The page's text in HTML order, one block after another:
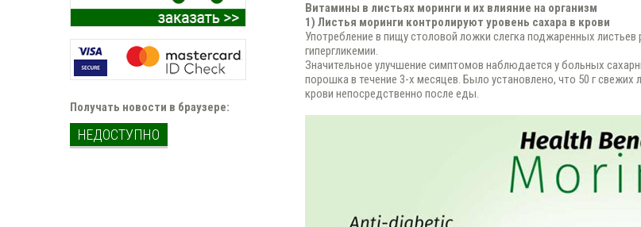
Получать новости в браузере:
НЕДОСТУПНО
Витамины в листьях моринги и их влияние на организм
1) Листья моринги контролируют уровень сахара в крови
Употребление в пищу столовой ложки слегка поджаренных
гипергликемии.
Значительное улучшение симптомов наблюдается у больных
порошка в течение 3-х месяцев. Было установлено, что 50 г
крови непосредственно после еды.